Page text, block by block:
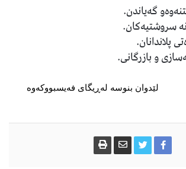
گەیاندن.
سروشتيەكان.
پلاندانان.
و بازرگانی.
لێدوان بنوسە لەڕیگای فەیسبووکەوە